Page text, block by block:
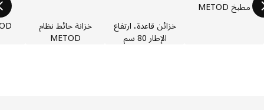
مطبخ METOD
خزائن قاعدة، ارتفاع
الإطار 80 سم
خزانة حائط نظام
METOD